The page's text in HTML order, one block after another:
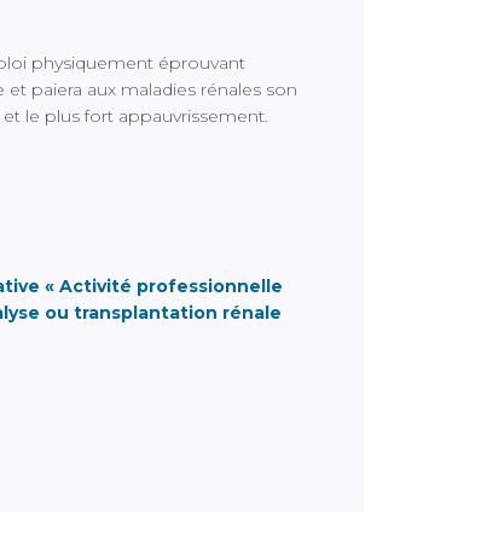
physiquement éprouvant
paiera aux maladies rénales son
le plus fort appauvrissement.
« Activité professionnelle
ou transplantation rénale